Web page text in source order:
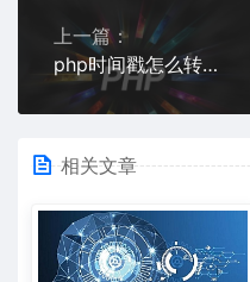
上一篇：
php时间戳怎么转换日期带年月日
相关文章